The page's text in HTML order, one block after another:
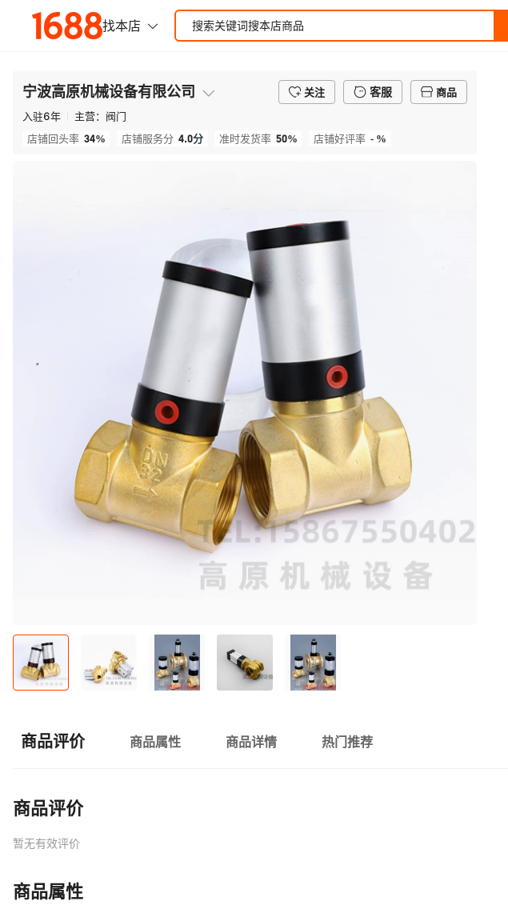
宁波高原机械设备有限公司 关注 客服
商品
入驻6年 主营： 阀门
店铺回头率 34% 店铺服务分 4.0分 准时发货率 50% 店铺好评率 - %
商品评价 商品属性 商品详情 热门推荐
商品评价
暂无有效评价
商品属性